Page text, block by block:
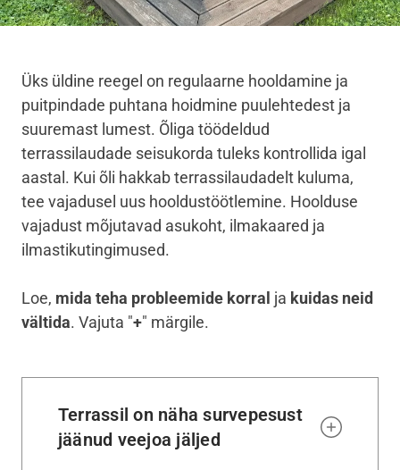
Üks üldine reegel on regulaarne hooldamine ja
puitpindade puhtana hoidmine puulehtedest ja
suuremast lumest. Õliga töödeldud
terrassilaudade seisukorda tuleks kontrollida igal
aastal. Kui õli hakkab terrassilaudadelt kuluma,
tee vajadusel uus hooldustöötlemine. Hoolduse
vajadust mõjutavad asukoht, ilmakaared ja
ilmastikutingimused.
Loe, mida teha probleemide korral ja kuidas neid
vältida. Vajuta "+" märgile.
Terrassil on näha survepesust
jäänud veejoa jäljed